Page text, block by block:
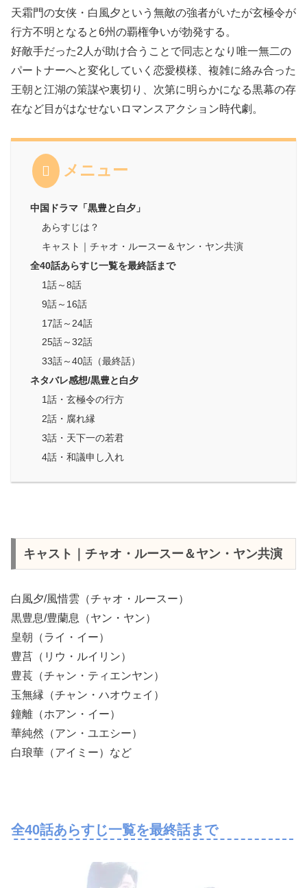
天霜門の女侠・白風夕という無敵の強者がいたが玄極令が
行方不明となると6州の覇権争いが勃発する。
好敵手だった2人が助け合うことで同志となり唯一無二の
パートナーへと変化していく恋愛模様、複雑に絡み合った
王朝と江湖の策謀や裏切り、次第に明らかになる黒幕の存
在など目がはなせないロマンスアクション時代劇。
メニュー
中国ドラマ「黒豊と白夕」
あらすじは？
キャスト｜チャオ・ルースー＆ヤン・ヤン共演
全40話あらすじ一覧を最終話まで
1話～8話
9話～16話
17話～24話
25話～32話
33話～40話（最終話）
ネタバレ感想/黒豊と白夕
1話・玄極令の行方
2話・腐れ縁
3話・天下一の若君
4話・和議申し入れ
キャスト｜チャオ・ルースー＆ヤン・ヤン共演
白風夕/風惜雲（チャオ・ルースー）
黒豊息/豊蘭息（ヤン・ヤン）
皇朝（ライ・イー）
豊莒（リウ・ルイリン）
豊萇（チャン・ティエンヤン）
玉無縁（チャン・ハオウェイ）
鐘離（ホアン・イー）
華純然（アン・ユエシー）
白琅華（アイミー）など
全40話あらすじ一覧を最終話まで